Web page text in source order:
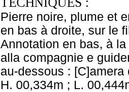
Pierre noire, plume et
en bas à droite, sur le
Annotation en bas, à
alla compagnie e
au-dessous : [C]amera
H. 00,334m ; L.